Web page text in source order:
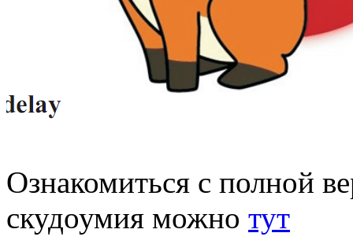
Ознакомиться с полной
скудоумия можно тут